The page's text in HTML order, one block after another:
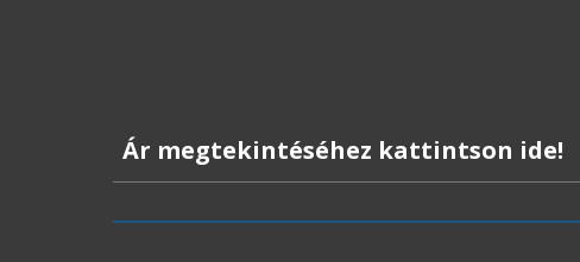
Ár megtekintéséhez kattintson ide!